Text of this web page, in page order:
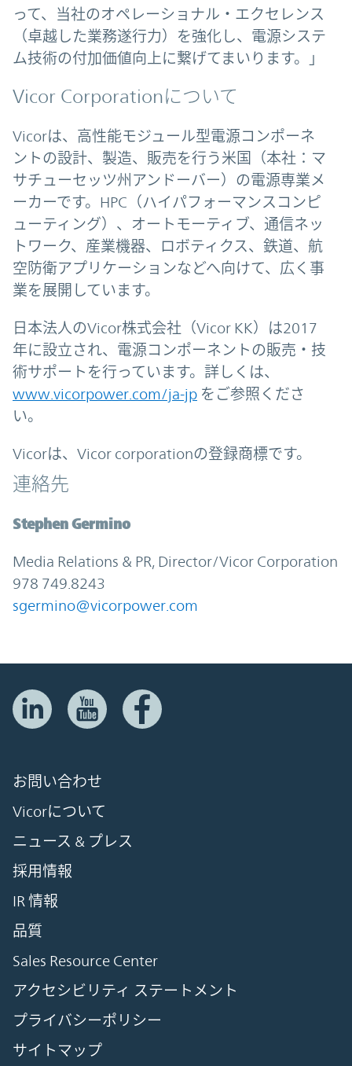
って、当社のオペレーショナル・エクセレンス
（卓越した業務遂行力）を強化し、電源システ
ム技術の付加価値向上に繋げてまいります。」
Vicor Corporationについて
Vicorは、高性能モジュール型電源コンポーネ
ントの設計、製造、販売を行う米国（本社：マ
サチューセッツ州アンドーバー）の電源専業メ
ーカーです。HPC（ハイパフォーマンスコンピ
ューティング）、オートモーティブ、通信ネッ
トワーク、産業機器、ロボティクス、鉄道、航
空防衛アプリケーションなどへ向けて、広く事
業を展開しています。
日本法人のVicor株式会社（Vicor KK）は2017
年に設立され、電源コンポーネントの販売・技
術サポートを行っています。詳しくは、
www.vicorpower.com/ja-jp をご参照くださ
い。
Vicorは、Vicor corporationの登録商標です。
連絡先
Stephen Germino
Media Relations & PR, Director/Vicor Corporation
978 749.8243
sgermino@vicorpower.com
お問い合わせ
Vicorについて
ニュース & プレス
採用情報
IR 情報
品質
Sales Resource Center
アクセシビリティ ステートメント
プライバシーポリシー
サイトマップ